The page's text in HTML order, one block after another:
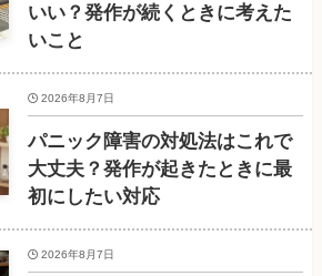
いい？発作が続くときに考えた
いこと
パニック障害の対処法はこれで
大丈夫？発作が起きたときに最
初にしたい対応
2026年8月7日
2026年8月7日